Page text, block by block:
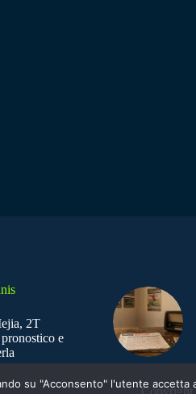
2T
e
su "Acconsento" l'utente accetta